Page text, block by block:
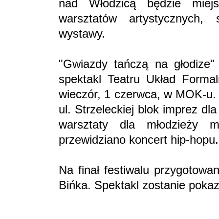
nad Włodzicą będzie
warsztatów
wystawy.
"Gwiazdy tańczą na
spektakl Teatru Układ
wieczór, 1 czerwca, w MOK-
ul. Strzeleckiej blok imprez
warsztaty dla
przewidziano koncert hip-hopu.
Na finał festiwalu
Bińka. Spektakl zostanie